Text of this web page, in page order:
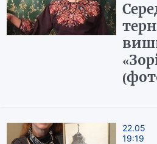
22.05
19:19